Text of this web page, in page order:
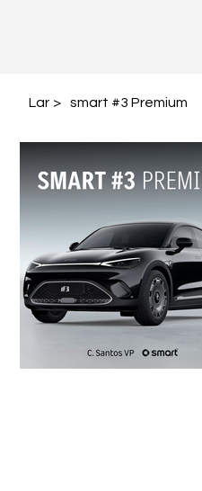
Lar > smart #3 Premium